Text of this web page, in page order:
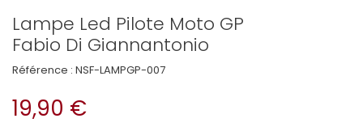
Lampe Led Pilote Moto GP
Fabio Di Giannantonio
Référence : NSF-LAMPGP-007
19,90 €